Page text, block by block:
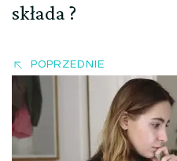
składa ?
POPRZEDNIE